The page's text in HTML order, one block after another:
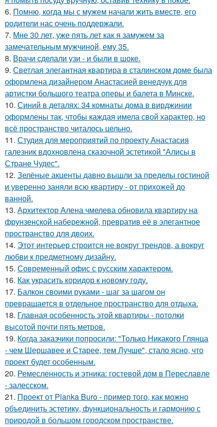
6. Помню, когда мы с мужем начали жить вместе, его
родители нас очень поддержали.
7. Мне 30 лет, уже пять лет как я замужем за
замечательным мужчиной, ему 35.
8. Врачи сделали узи - и были в шоке.
9. Светлая элегантная квартира в сталинском доме была
оформлена дизайнером Анастасией венедчук для
артистки большого театра оперы и балета в Минске.
10. Синий в деталях: 34 комнаты дома в вирджинии
оформлены так, чтобы каждая имела свой характер, но
всё пространство читалось цельно.
11. Студия для мероприятий по проекту Анастасия
галезник вдохновлена сказочной эстетикой "Алисы в
Стране Чудес".
12. Зелёные акценты давно вышли за пределы гостиной
и уверенно заняли всю квартиру - от прихожей до
ванной.
13. Архитектор Алена чмелева обновила квартиру на
фрунзенской набережной, превратив её в элегантное
пространство для двоих.
14. Этот интерьер строится не вокруг трендов, а вокруг
любви к предметному дизайну.
15. Современный офис с русским характером.
16. Как украсить коридор к новому году.
17. Балкон своими руками - шаг за шагом он
превращается в отдельное пространство для отдыха.
18. Главная особенность этой квартиры - потолки
высотой почти пять метров.
19. Когда заказчики попросили: "Только Никакого Глянца
- чем Шершавее и Старее, тем Лучше", стало ясно, что
проект будет особенным.
20. Ремесленность и этника: гостевой дом в Переславле
- залесском.
21. Проект от Planka Buro - пример того, как можно
объединить эстетику, функциональность и гармонию с
природой в большом городском пространстве.